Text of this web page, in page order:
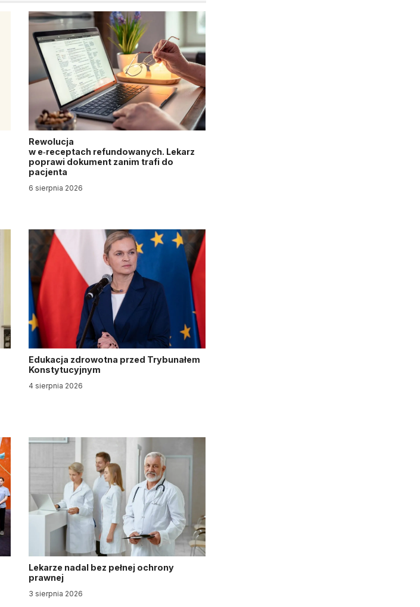
Rewolucja
w e‑receptach refundowanych. Lekarz
poprawi dokument zanim trafi do
pacjenta
6 sierpnia 2026
Edukacja zdrowotna przed Trybunałem
Konstytucyjnym
4 sierpnia 2026
Lekarze nadal bez pełnej ochrony
prawnej
3 sierpnia 2026